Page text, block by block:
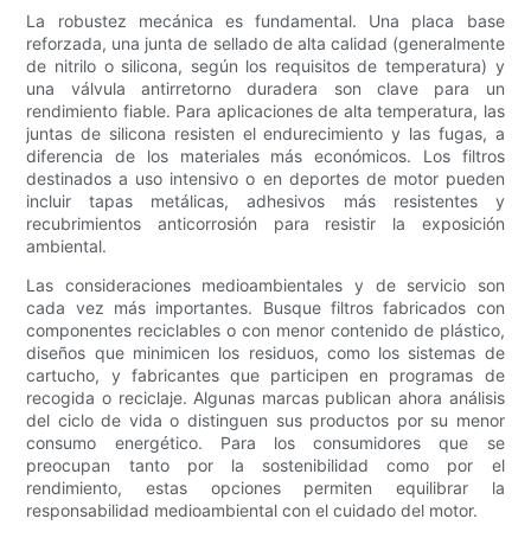
La robustez mecánica es fundamental. Una placa base
reforzada, una junta de sellado de alta calidad (generalmente
de nitrilo o silicona, según los requisitos de temperatura) y
una válvula antirretorno duradera son clave para un
rendimiento fiable. Para aplicaciones de alta temperatura, las
juntas de silicona resisten el endurecimiento y las fugas, a
diferencia de los materiales más económicos. Los filtros
destinados a uso intensivo o en deportes de motor pueden
incluir tapas metálicas, adhesivos más resistentes y
recubrimientos anticorrosión para resistir la exposición
ambiental.
Las consideraciones medioambientales y de servicio son
cada vez más importantes. Busque filtros fabricados con
componentes reciclables o con menor contenido de plástico,
diseños que minimicen los residuos, como los sistemas de
cartucho, y fabricantes que participen en programas de
recogida o reciclaje. Algunas marcas publican ahora análisis
del ciclo de vida o distinguen sus productos por su menor
consumo energético. Para los consumidores que se
preocupan tanto por la sostenibilidad como por el
rendimiento, estas opciones permiten equilibrar la
responsabilidad medioambiental con el cuidado del motor.